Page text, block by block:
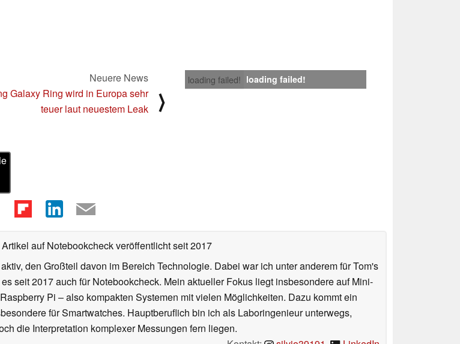
loading failed! loading failed!
Neuere News
Galaxy Ring wird in Europa sehr
teuer laut neuestem Leak
⟩
auf Notebookcheck veröffentlichtseit 2017
den Großteil davon im Bereich Technologie. Dabei war ich unter anderem für Tom's
seit 2017 auch für Notebookcheck. Mein aktueller Fokus liegt insbesondere auf Mini-
Pi – also kompakten Systemen mit vielen Möglichkeiten. Dazu kommt ein
für Smartwatches. Hauptberuflich bin ich als Laboringenieur unterwegs,
die Interpretation komplexer Messungen fern liegen.